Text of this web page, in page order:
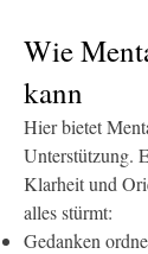
Wie
kann
Hier bietet
Unterstützung.
Klarheit und
alles stürmt:
Gedanken